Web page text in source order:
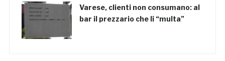
Varese, clienti non consumano: al
bar il prezzario che li “multa”